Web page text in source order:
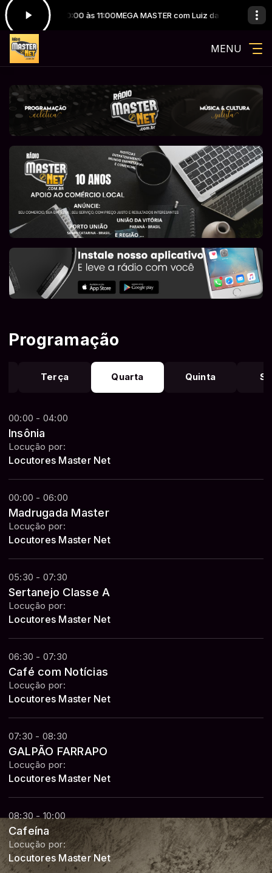
Luiz das 10:00 às 11:00MEGA MASTER com Luiz das 10:00 às 11:00
MENU
Programação
Terça Quarta Quinta
00:00 - 04:00
Insônia
Locução por:
Locutores Master Net
00:00 - 06:00
Madrugada Master
Locução por:
Locutores Master Net
05:30 - 07:30
Sertanejo Classe A
Locução por:
Locutores Master Net
06:30 - 07:30
Café com Notícias
Locução por:
Locutores Master Net
07:30 - 08:30
GALPÃO FARRAPO
Locução por:
Locutores Master Net
08:30 - 10:00
Cafeína
Locução por:
Locutores Master Net